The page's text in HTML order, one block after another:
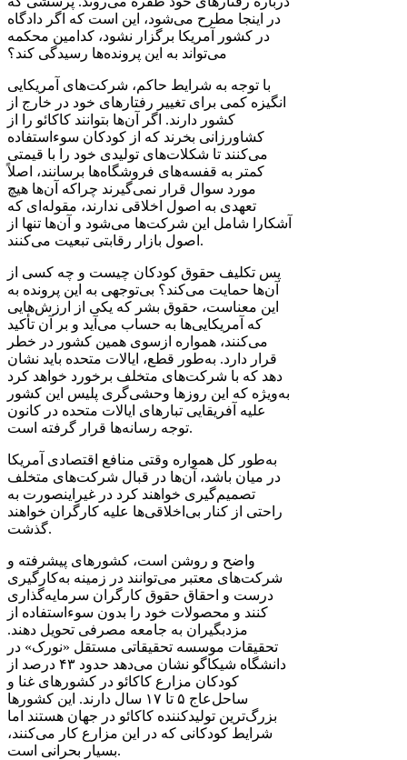
در اینجا مطرح می‌شود، این است که اگر دادگاه
در کشور آمریکا برگزار نشود، کدامین محکمه
می‌تواند به این پرونده‌ها رسیدگی کند؟
با توجه به شرایط حاکم، شرکت‌های آمریکایی
انگیزه کمی برای تغییر رفتارهای خود در خارج از
کشور دارند. اگر آن‌ها بتوانند کاکائو را از
کشاورزانی بخرند که از کودکان سوءاستفاده
می‌کنند تا شکلات‌های تولیدی خود را با قیمتی
کمتر به قفسه‌های فروشگاه‌ها برسانند، اصلاً
مورد سوال قرار نمی‌گیرند چراکه آن‌ها هیچ
تعهدی به اصول اخلاقی ندارند، مقوله‌ای که
آشکارا شامل این شرکت‌ها می‌شود و آن‌ها تنها از
اصول بازار رقابتی تبعیت می‌کنند.
پس تکلیف حقوق کودکان چیست و چه کسی از
آن‌ها حمایت می‌کند؟ بی‌توجهی به این پرونده به
این معناست، حقوق بشر که یکی از ارزش‌هایی
که آمریکایی‌ها به حساب می‌آید و بر آن تأکید
می‌کنند، همواره ازسوی همین کشور در خطر
قرار دارد. به‌طور قطع، ایالات متحده باید نشان
دهد که با شرکت‌های متخلف برخورد خواهد کرد
به‌ویژه که این روزها وحشی‌گری پلیس این کشور
علیه آفریقایی تبارهای ایالات متحده در کانون
توجه رسانه‌ها قرار گرفته است.
به‌طور کل همواره وقتی منافع اقتصادی آمریکا
در میان باشد، آن‌ها در قبال شرکت‌های متخلف
تصمیم‌گیری خواهند کرد در غیراینصورت به
راحتی از کنار بی‌اخلاقی‌ها علیه کارگران خواهند
گذشت.
واضح و روشن است، کشورهای پیشرفته و
شرکت‌های معتبر می‌توانند در زمینه به‌کارگیری
درست و احقاق حقوق کارگران سرمایه‌گذاری
کنند و محصولات خود را بدون سوءاستفاده از
مزدبگیران به جامعه مصرفی تحویل دهند.
تحقیقات موسسه تحقیقاتی مستقل «نورک» در
دانشگاه شیکاگو نشان می‌دهد حدود ۴۳ درصد از
کودکان مزارع کاکائو در کشورهای غنا و
ساحل‌عاج ۵ تا ۱۷ سال دارند. این کشورها
بزرگ‌ترین تولیدکننده کاکائو در جهان هستند اما
شرایط کودکانی که در این مزارع کار می‌کنند،
بسیار بحرانی است.